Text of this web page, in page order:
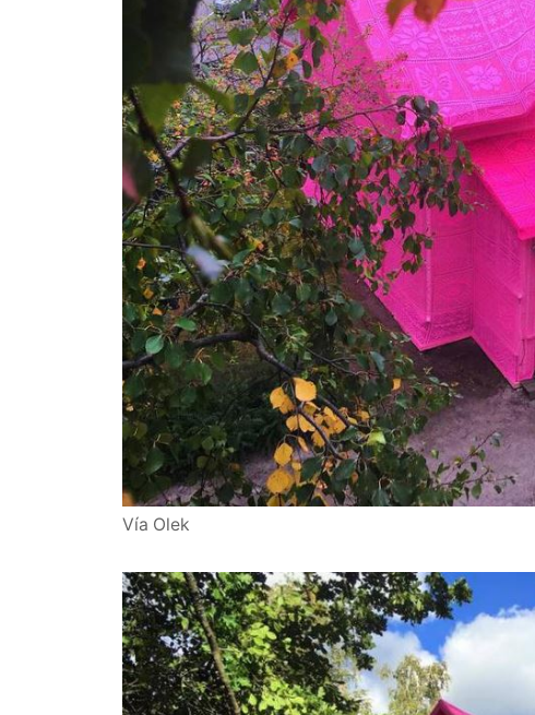
Vía Olek